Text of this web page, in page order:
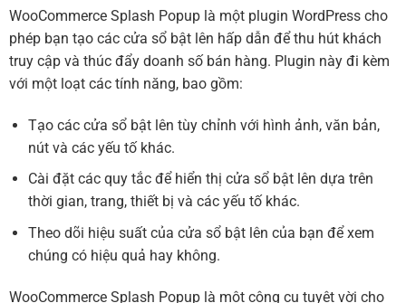
WooCommerce Splash Popup là một plugin WordPress cho
phép bạn tạo các cửa sổ bật lên hấp dẫn để thu hút khách
truy cập và thúc đẩy doanh số bán hàng. Plugin này đi kèm
với một loạt các tính năng, bao gồm:
Tạo các cửa sổ bật lên tùy chỉnh với hình ảnh, văn bản,
nút và các yếu tố khác.
Cài đặt các quy tắc để hiển thị cửa sổ bật lên dựa trên
thời gian, trang, thiết bị và các yếu tố khác.
Theo dõi hiệu suất của cửa sổ bật lên của bạn để xem
chúng có hiệu quả hay không.
WooCommerce Splash Popup là một công cụ tuyệt vời cho